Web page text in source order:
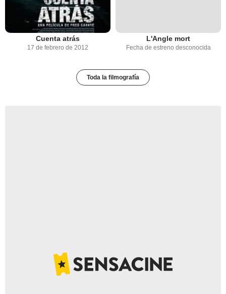
Cuenta atrás
17 de febrero de 2012
L'Angle mort
Fecha de estreno desconocida
Toda la filmografía